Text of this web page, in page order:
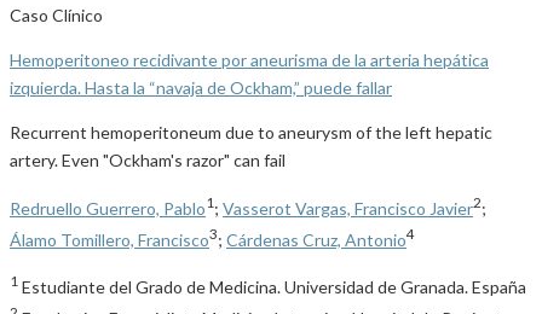
Caso Clínico
Hemoperitoneo recidivante por aneurisma de la arteria hepática
izquierda. Hasta la “navaja de Ockham,” puede fallar
Recurrent hemoperitoneum due to aneurysm of the left hepatic
artery. Even "Ockham's razor" can fail
Redruello Guerrero, Pablo1 ; Vasserot Vargas, Francisco Javier2;
Álamo Tomillero, Francisco3; Cárdenas Cruz, Antonio4
1 Estudiante del Grado de Medicina. Universidad de Granada. España